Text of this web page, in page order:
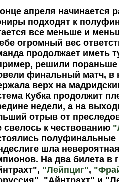
апреля начинается
подходят к
все меньше и
огромный вес
продолжает иметь
решили пораньше
финальный матч, в
верх на
Кубка продолжит
недели, а на
отрыв от
свелось к чествованию
полуфинальные
шла
На два билета в
"Лейпциг",